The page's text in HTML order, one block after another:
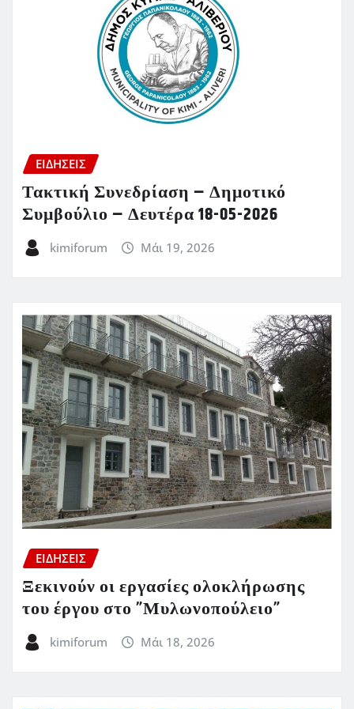
ΕΙΔΗΣΕΙΣ
Τακτική Συνεδρίαση – Δημοτικό
Συμβούλιο – Δευτέρα 18-05-2026
kimiforum Μάι 19, 2026
ΕΙΔΗΣΕΙΣ
Ξεκινούν οι εργασίες ολοκλήρωσης
του έργου στο ”Μυλωνοπούλειο”
kimiforum Μάι 18, 2026